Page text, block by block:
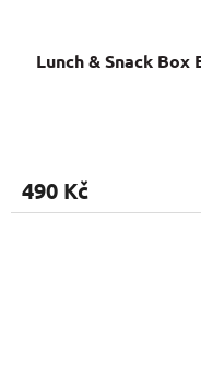
Lunch & Snack
490 Kč